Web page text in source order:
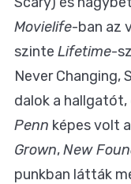
Movielife-ban az
szinte Lifetime-
Never Changing,
dalok a hallgatót,
Penn képes volt
Grown,New
punkban látták